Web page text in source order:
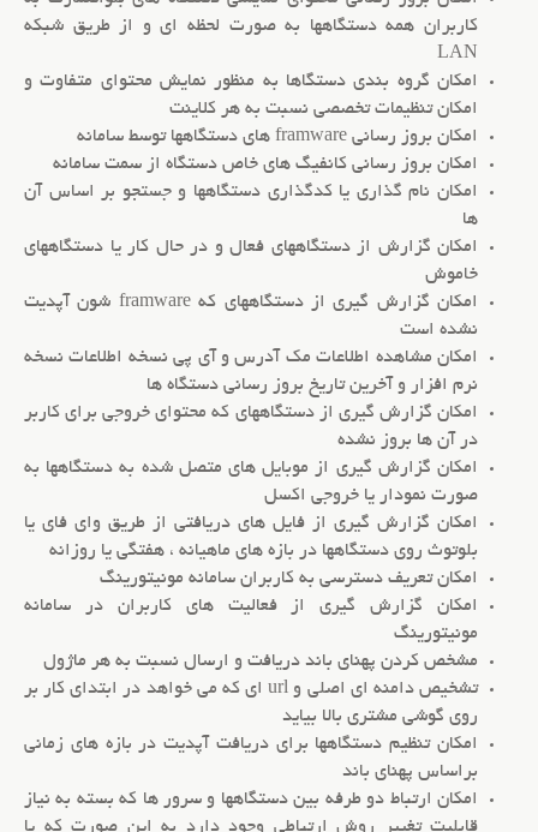
کاربران همه دستگاهها به صورت لحظه ای و از طریق شبکه
LAN
امکان گروه بندی دستگاها به منظور نمایش محتوای متفاوت و
امکان تنظیمات تخصصی نسبت به هر کلاینت
امکان بروز رسانی framware های دستگاهها توسط سامانه
امکان بروز رسانی کانفیگ های خاص دستگاه از سمت سامانه
امکان نام گذاری یا کدگذاری دستگاهها و جستجو بر اساس آن
ها
امکان گزارش از دستگاههای فعال و در حال کار یا دستگاههای
خاموش
امکان گزارش گیری از دستگاههای که framware شون آپدیت
نشده است
امکان مشاهده اطلاعات مک آدرس و آی پی نسخه اطلاعات نسخه
نرم افزار و آخرین تاریخ بروز رسانی دستگاه ها
امکان گزارش گیری از دستگاههای که محتوای خروجی برای کاربر
در آن ها بروز نشده
امکان گزارش گیری از موبایل های متصل شده به دستگاهها به
صورت نمودار یا خروجی اکسل
امکان گزارش گیری از فایل های دریافتی از طریق وای فای یا
بلوتوث روی دستگاهها در بازه های ماهیانه ، هفتگی یا روزانه
امکان تعریف دسترسی به کاربران سامانه مونیتورینگ
امکان گزارش گیری از فعالیت های کاربران در سامانه
مونیتورینگ
مشخص کردن پهنای باند دریافت و ارسال نسبت به هر ماژول
تشخیص دامنه ای اصلی و url ای که می خواهد در ابتدای کار بر
روی گوشی مشتری بالا بیاید
امکان تنظیم دستگاهها برای دریافت آپدیت در بازه های زمانی
براساس پهنای باند
امکان ارتباط دو طرفه بین دستگاهها و سرور ها که بسته به نیاز
قابلیت تغییر روش ارتباطی وجود دارد به این صورت که یا